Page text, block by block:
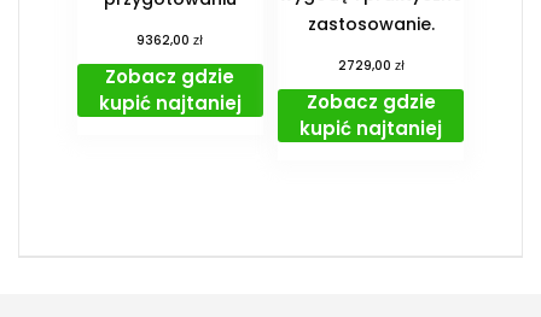
9362,00zł
Zobacz gdzie
kupić najtaniej
zastosowanie.
2729,00 zł
Zobacz gdzie
kupić najtaniej